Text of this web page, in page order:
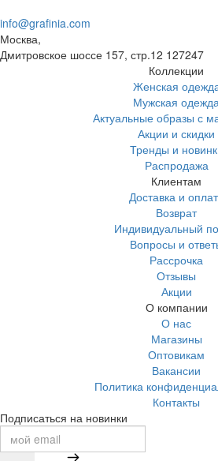
info@grafinia.com
Москва,
Дмитровское шоссе 157, стр.12 127247
Коллекции
Женская
Мужская одежда
Актуальные образы с
Акции и скидки
Тренды и
Распродажа
Клиентам
Доставка и
Возврат
Индивидуальный
Вопросы и
Рассрочка
Отзывы
Акции
О компании
О нас
Магазины
Оптовикам
Вакансии
Политика
Контакты
Подписаться на новинки